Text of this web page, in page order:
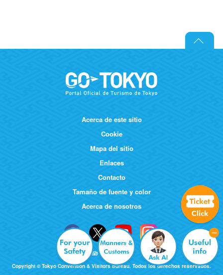
Acerca de este sitio
Cookie
Mapa del sitio
Enlaces
Contacto
Tamaño de fuente y color
Acerca de nosotros
Copyright © Tokyo Convention & Visitors Bureau. Todos los derechos reservados.